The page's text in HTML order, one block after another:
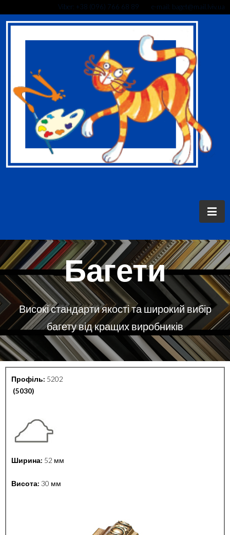
Viber: +38 (096) 766 68 89 e-mail: baget@mail.lviv.ua
Багети
Високі стандарти якості та широкий вибір
багету від кращих виробників
Профіль: 5202
(5030)
Ширина: 52 мм
Висота: 30 мм